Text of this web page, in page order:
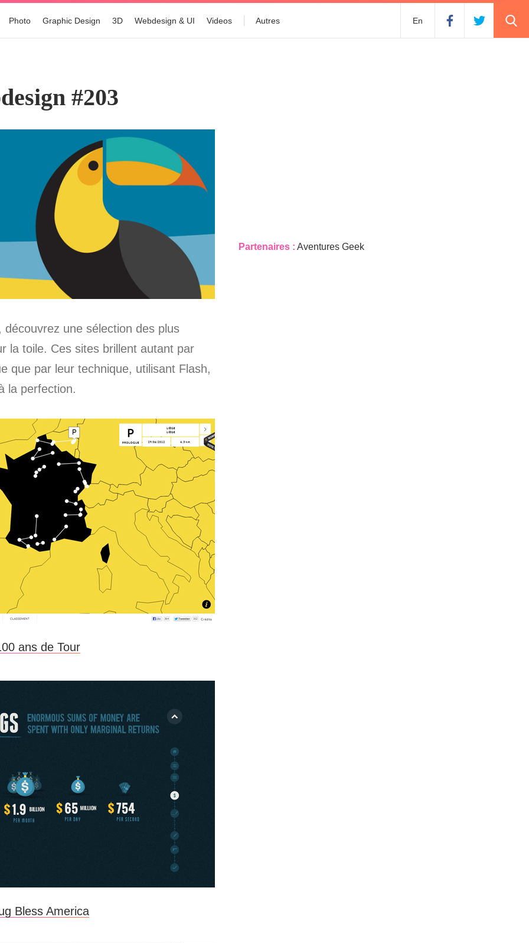
Photo Graphic Design 3D Webdesign & UI Videos Autres En
Partenaires : Aventures Geek
#203
une sélection des plus
la toile. Ces sites brillent autant par
que par leur technique, utilisant Flash,
la perfection.
ans de Tour
Bless America